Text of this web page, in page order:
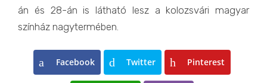
án és 28-án is látható lesz a kolozsvári magyar
színház nagytermében.
Facebook Twitter Pinterest